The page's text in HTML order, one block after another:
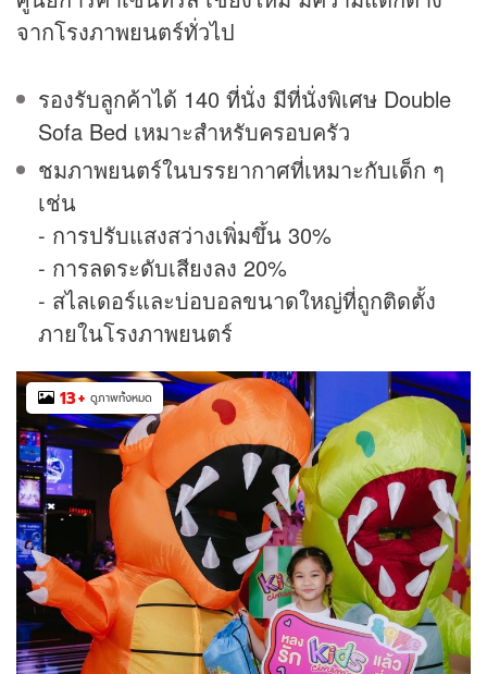
จากโรงภาพยนตร์ทั่วไป
รองรับลูกค้าได้ 140 ที่นั่ง มีที่นั่งพิเศษ Double
Sofa Bed เหมาะสำหรับครอบครัว
ชมภาพยนตร์ในบรรยากาศที่เหมาะกับเด็ก ๆ
เช่น
- การปรับแสงสว่างเพิ่มขึ้น 30%
- การลดระดับเสียงลง 20%
- สไลเดอร์และบ่อบอลขนาดใหญ่ที่ถูกติดตั้ง
ภายในโรงภาพยนตร์
13+ ดูภาพทั้งหมด